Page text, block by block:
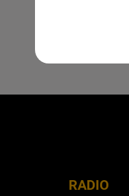
RADIO